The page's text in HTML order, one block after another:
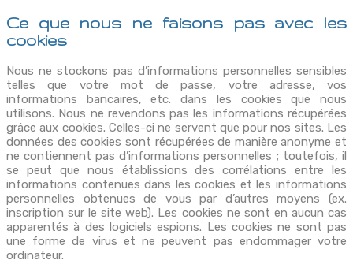
Ce que nous ne faisons pas avec les
cookies
Nous ne stockons pas d’informations personnelles sensibles
telles que votre mot de passe, votre adresse, vos
informations bancaires, etc. dans les cookies que nous
utilisons. Nous ne revendons pas les informations récupérées
grâce aux cookies. Celles-ci ne servent que pour nos sites. Les
données des cookies sont récupérées de manière anonyme et
ne contiennent pas d’informations personnelles ; toutefois, il
se peut que nous établissions des corrélations entre les
informations contenues dans les cookies et les informations
personnelles obtenues de vous par d’autres moyens (ex.
inscription sur le site web). Les cookies ne sont en aucun cas
apparentés à des logiciels espions. Les cookies ne sont pas
une forme de virus et ne peuvent pas endommager votre
ordinateur.